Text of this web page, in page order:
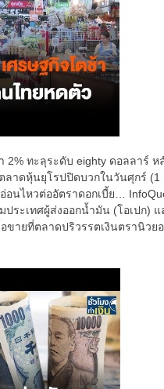
ทะลุระดับ eighty ดอลลาร์ ห
าดหุ้นยุโรปปิดบวกในวันศุกร์
นไหวต่ออัตราดอกเบี้ย…
ระเทศผู้ส่งออกน้ำมัน (โอเปก)
ายที่ตลาดปริวรรตเงินตรานิวย